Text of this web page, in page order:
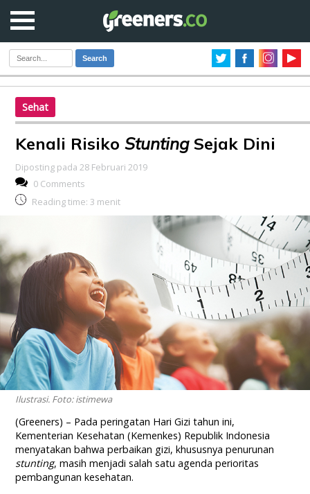
Search
Sehat
Kenali RisikoStuntingSejak Dini
Diposting pada 28 Februari 2019
0 Comments
Reading time: 3 menit
Ilustrasi. Foto: istimewa
(Greeners) – Pada peringatan Hari Gizi tahun ini,
Kementerian Kesehatan (Kemenkes) Republik Indonesia
menyatakan bahwa perbaikan gizi, khususnya penurunan
stunting, masih menjadi salah satu agenda perioritas
pembangunan kesehatan.